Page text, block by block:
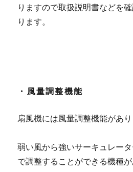
りますので取扱説明書などを
ります。
・風量調整機能
扇風機には風量調整機能があり
弱い風から強いサーキュレー
で調整することができる機種が